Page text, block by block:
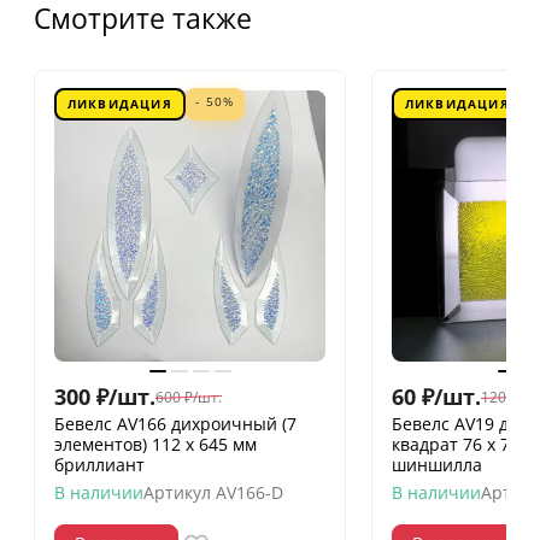
Смотрите также
ЛИКВИДАЦИЯ - 50%
300 ₽/шт.600 ₽/шт.
Бевелс AV166 дихроичный (7
элементов) 112 х 645 мм
бриллиант
В наличииАртикул AV166-D
ЛИКВИДАЦИЯ
60 ₽/шт.120
Бевелс AV19
квадрат 76 х 76
шиншилла
В наличии